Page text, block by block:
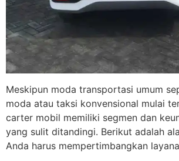
Meskipun moda transportasi umum
moda atau taksi konvensional mulai
carter mobil memiliki segmen dan
yang sulit ditandingi. Berikut adalah
Anda harus mempertimbangkan